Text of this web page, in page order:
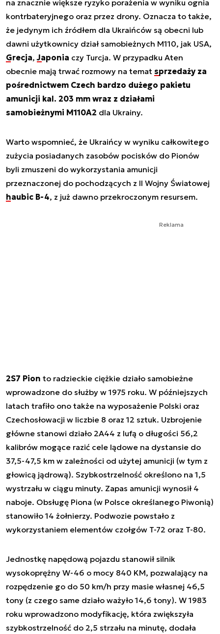
na znacznie większe ryzyko porażenia w wyniku ognia
kontrbateryjnego oraz przez drony. Oznacza to także,
że jedynym ich źródłem dla Ukraińców są obecni lub
dawni użytkownicy dział samobieżnych M110, jak USA,
Grecja,Japonia czy Turcja. W przypadku Aten
obecnie mają trwać rozmowy na temat sprzedaży za
pośrednictwem Czech bardzo dużego pakietu
amunicji kal. 203 mm wraz z działami
samobieżnymi M110A2 dla Ukrainy.
Warto wspomnieć, że Ukraińcy w wyniku całkowitego
zużycia posiadanych zasobów pocisków do Pionów
byli zmuszeni do wykorzystania amunicji
przeznaczonej do pochodzących z II Wojny Światowej
haubic B-4, z już dawno przekroczonym resursem.
Reklama
2S7 Pion to radzieckie ciężkie działo samobieżne
wprowadzone do służby w 1975 roku. W późniejszych
latach trafiło ono także na wyposażenie Polski oraz
Czechosłowacji w liczbie 8 oraz 12 sztuk. Uzbrojenie
główne stanowi działo 2A44 z lufą o długości 56,2
kalibrów mogące razić cele lądowe na dystansie do
37,5-47,5 km w zależności od użytej amunicji (w tym z
głowicą jądrową). Szybkostrzelność określono na 1,5
wystrzału w ciągu minuty. Zapas amunicji wynosił 4
naboje. Obsługę Piona (w Polsce określanego Piwonią)
stanowiło 14 żołnierzy. Podwozie powstało z
wykorzystaniem elementów czołgów T-72 oraz T-80.
Jednostkę napędową pojazdu stanowił silnik
wysokoprężny W-46 o mocy 840 KM, pozwalający na
rozpędzenie go do 50 km/h przy masie własnej 46,5
tony (z czego same działo ważyło 14,6 tony). W 1983
roku wprowadzono modyfikację, która zwiększyła
szybkostrzelność do 2,5 strzału na minutę, dodała